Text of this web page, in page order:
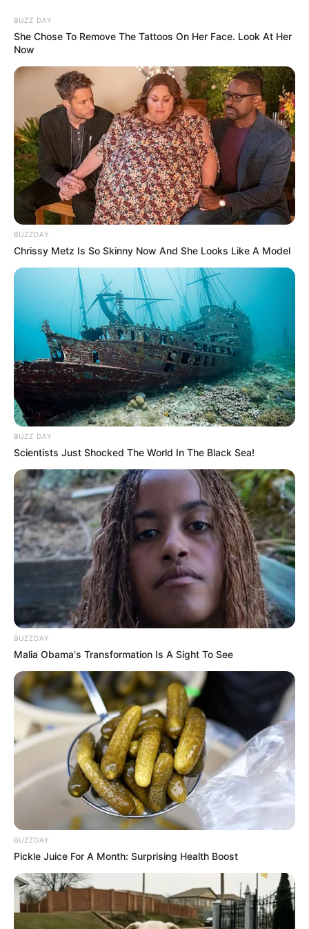
TAGS ADAM FARREL AKTOR MODEL SELEBRITI INDONESIA
LIHAT ARTIKEL LAINNYA
BUZZ DAY
She Chose To Remove The Tattoos On Her Face. Look At Her
Now
BUZZDAY
Chrissy Metz Is So Skinny Now And She Looks Like A Model
BUZZ DAY
Scientists Just Shocked The World In The Black Sea!
BUZZDAY
Malia Obama's Transformation Is A Sight To See
BUZZDAY
Pickle Juice For A Month: Surprising Health Boost